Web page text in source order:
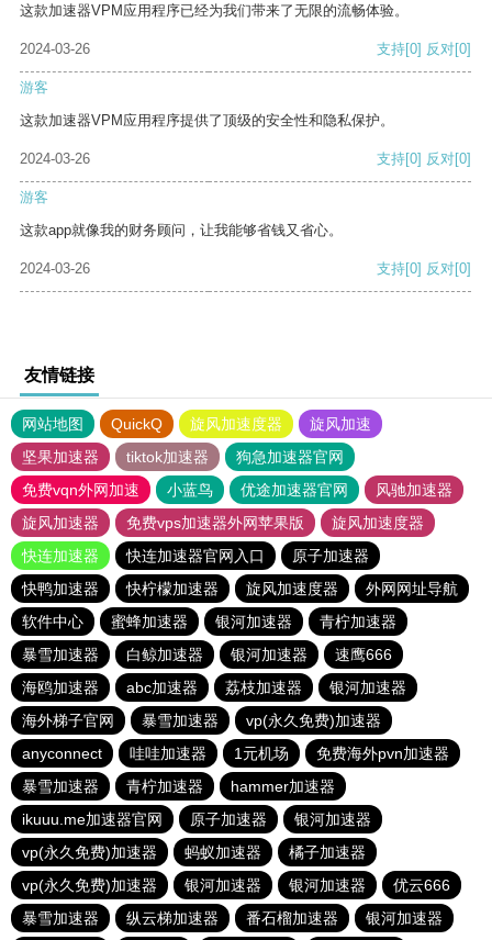
这款加速器VPM应用程序已经为我们带来了无限的流畅体验。
2024-03-26 支持[0] 反对[0]
游客
这款加速器VPM应用程序提供了顶级的安全性和隐私保护。
2024-03-26 支持[0] 反对[0]
游客
这款app就像我的财务顾问，让我能够省钱又省心。
2024-03-26 支持[0] 反对[0]
友情链接
网站地图 QuickQ 旋风加速度器
旋风加速
坚果加速器
tiktok加速器
狗急加速器官网
免费vqn外网加速
小蓝鸟 优途加速器官网
风驰加速器
旋风加速器
免费vps加速器外网苹果版
旋风加速度器
快连加速器
快连加速器官网入口
原子加速器
快鸭加速器
快柠檬加速器 旋风加速度器
外网网址导航
软件中心
蜜蜂加速器 银河加速器
青柠加速器
暴雪加速器
白鲸加速器 银河加速器
速鹰666
海鸥加速器
abc加速器 荔枝加速器
银河加速器
海外梯子官网
暴雪加速器
vp(永久免费)加速器
anyconnect
哇哇加速器 1元机场
免费海外pvn加速器
暴雪加速器
青柠加速器
hammer加速器
ikuuu.me加速器官网
原子加速器
银河加速器
vp(永久免费)加速器
蚂蚁加速器
橘子加速器
vp(永久免费)加速器
银河加速器 银河加速器
优云666
暴雪加速器
纵云梯加速器 番石榴加速器 银河加速器